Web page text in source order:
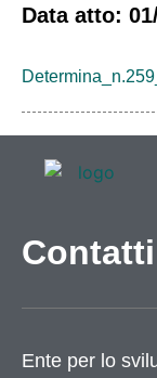
Data atto:
Contatti
Ente per lo